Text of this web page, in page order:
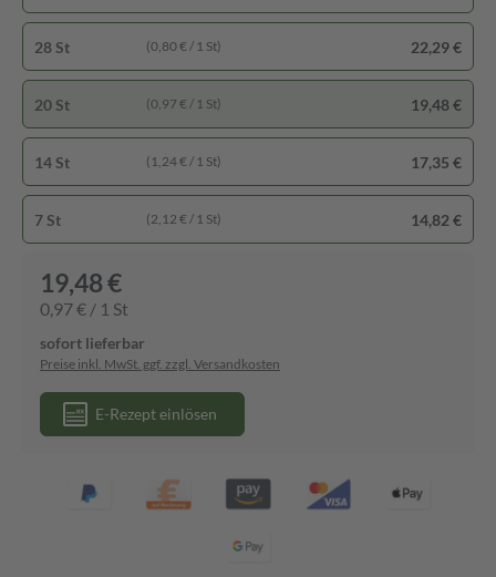
28 St (0,80 € / 1 St) 22,29 €
20 St (0,97 € / 1 St) 19,48 €
14 St (1,24 € / 1 St) 17,35 €
7 St (2,12 € / 1 St) 14,82 €
19,48 €
0,97 € / 1 St
sofort lieferbar
Preise inkl. MwSt. ggf. zzgl. Versandkosten
E-Rezept einlösen